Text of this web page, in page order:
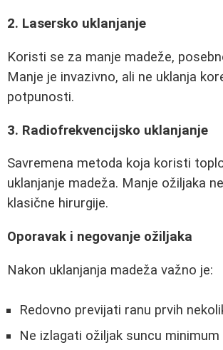
2. Lasersko uklanjanje
Koristi se za manje madeže,
Manje je invazivno, ali ne uklanja
potpunosti.
3. Radiofrekvencijsko uklanjanje
Savremena metoda koja koristi
uklanjanje madeža. Manje ožiljaka
klasične hirurgije.
Oporavak i negovanje ožiljaka
Nakon uklanjanja madeža važno je:
Redovno previjati ranu prvih
Ne izlagati ožiljak suncu minimum